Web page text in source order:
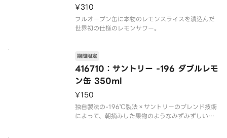
¥310
フルオープン缶に本物のレモンスライスを漬込んだ
世界初の仕様のレモンサワー。
416710：サントリー -196 ダブルレモ
ン缶 350ml
期間限定
¥150
独自製法の-196℃製法×サントリーのブレンド技術
によって、朝摘みした果物のようなみずみずしい味